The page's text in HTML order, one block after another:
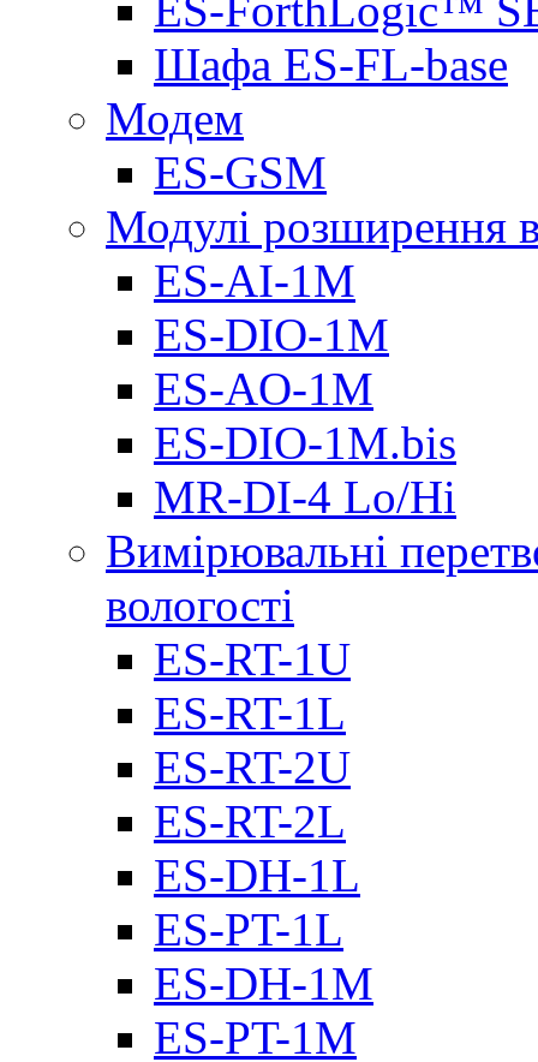
ES-ForthLogic™
Шафа ES-FL-base
Модем
ES-GSM
Модулі розширення
ES-AI-1M
ES-DIO-1М
ES-AO-1М
ES-DIO-1M.bis
MR-DI-4 Lo/Hi
Вимірювальні
вологості
ES-RT-1U
ES-RT-1L
ES-RT-2U
ES-RT-2L
ES-DH-1L
ES-PT-1L
ES-DH-1M
ES-PT-1M